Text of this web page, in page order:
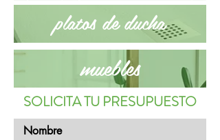
platos de ducha
muebles
SOLICITA TU PRESUPUESTO
Nombre